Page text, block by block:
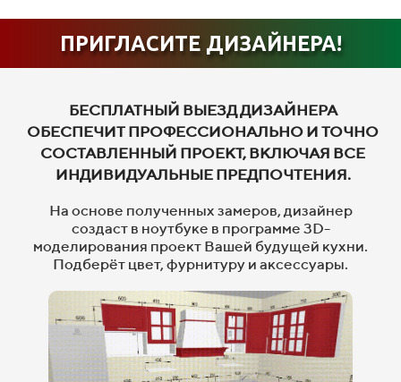
ПРИГЛАСИТЕ ДИЗАЙНЕРА!
БЕСПЛАТНЫЙ ВЫЕЗД ДИЗАЙНЕРА
ОБЕСПЕЧИТ ПРОФЕССИОНАЛЬНО И ТОЧНО
СОСТАВЛЕННЫЙ ПРОЕКТ, ВКЛЮЧАЯ ВСЕ
ИНДИВИДУАЛЬНЫЕ ПРЕДПОЧТЕНИЯ.
На основе полученных замеров, дизайнер
создаст в ноутбуке в программе 3D-
моделирования проект Вашей будущей кухни.
Подберёт цвет, фурнитуру и аксессуары.